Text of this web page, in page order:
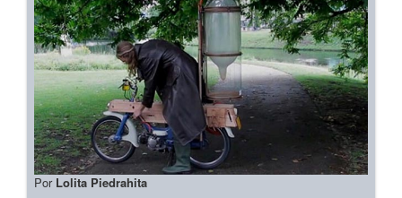
Por Lolita Piedrahita